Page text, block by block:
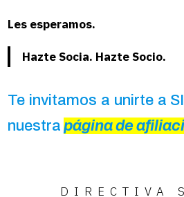
Les esperamos.
Hazte Socia. Hazte Socio.
Te invitamos a unirte a
nuestra página de
DIRECTIVA